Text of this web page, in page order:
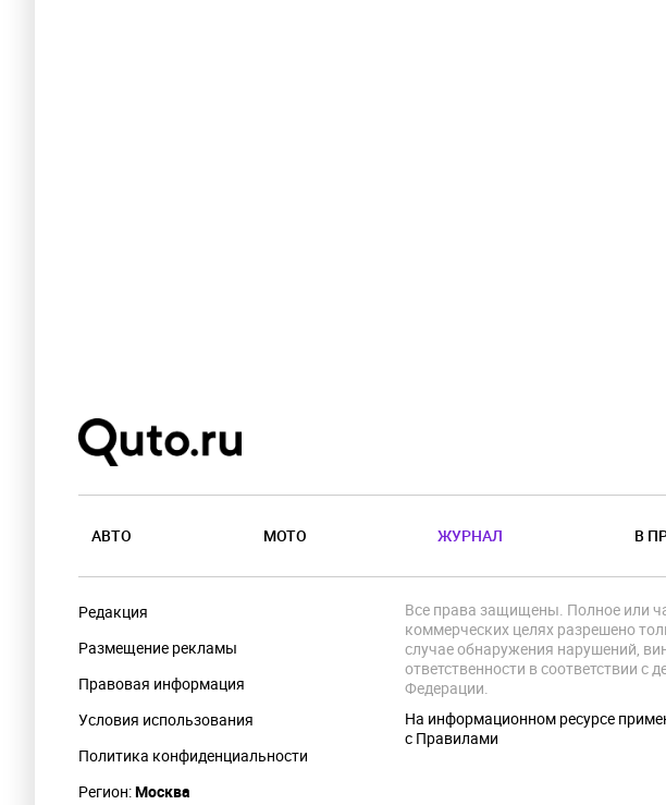
АВТО МОТО ЖУРНАЛ В
Редакция
Размещение рекламы
Правовая информация
Условия использования
Политика конфиденциальности
Регион:Москва
Все права защищены. Полное или
коммерческих целях разрешено
случае обнаружения нарушений,
ответственности в соответствии
Федерации.
На информационном ресурсе
с Правилами